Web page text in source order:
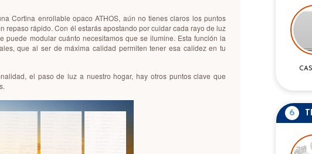
Cortina enrollable opaco ATHOS, aún no tienes claros los puntos
repaso rápido. Con él estarás apostando por cuidar cada rayo de luz
puede modular cuánto necesitamos que se ilumine. Esta función la
que al ser de máxima calidad permiten tener esa calidez en tu
el paso de luz a nuestro hogar, hay otros puntos clave que
6